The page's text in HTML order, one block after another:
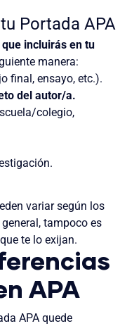
Portada APA
incluirás en tu
manera:
final, ensayo, etc.).
del autor/a.
colegio,
variar según los
tampoco es
te lo exijan.
APA
APA quede